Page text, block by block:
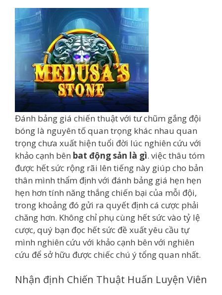
Đánh bảng giá chiến thuật với tư chũm gắng đội
bóng là nguyên tố quan trọng khác nhau quan
trọng chưa xuất hiện tuổi đời lúc nghiên cứu với
khảo cạnh bên bat động sản là gì. việc thâu tóm
được hết sức rộng rãi lên tiếng này giúp cho bản
thân mình thẩm định với đánh bảng giá hẹn hẹn
hẹn hơn tính năng thắng chiến bại của mỗi đội,
trong khoảng đó gửi ra quyết định cá cược phải
chăng hơn. Không chỉ phụ cùng hết sức vào tỷ lệ
cược, quý bạn đọc hết sức đề xuất yêu cầu tự
mình nghiên cứu với khảo cạnh bên với nghiên
cứu để sở hữu được chiếc chú ý tổng quan nhất.
Nhận định Chiến Thuật Huấn Luyện Viên